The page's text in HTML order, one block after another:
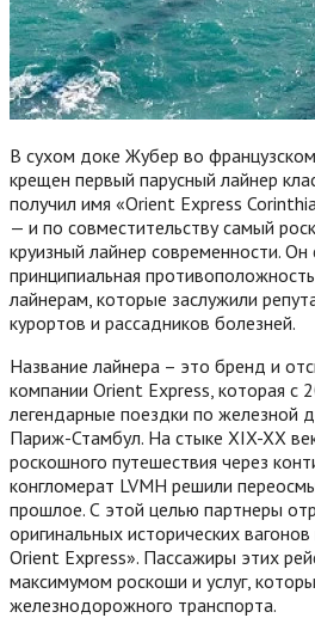
В сухом доке Жубер во
крещен первый парусный лайнер
получил имя «Orient Express
— и по совместительству самый
круизный лайнер современности. Он
принципиальная
лайнерам, которые заслужили
курортов и рассадников болезней.
Название лайнера – это бренд и
компании Orient Express, которая с
легендарные поездки по железной
Париж-Стамбул. На стыке XIX-XX
роскошного путешествия через
конгломерат LVMH решили
прошлое. С этой целью партнеры
оригинальных исторических
Orient Express». Пассажиры этих
максимумом роскоши и услуг,
железнодорожного транспорта.